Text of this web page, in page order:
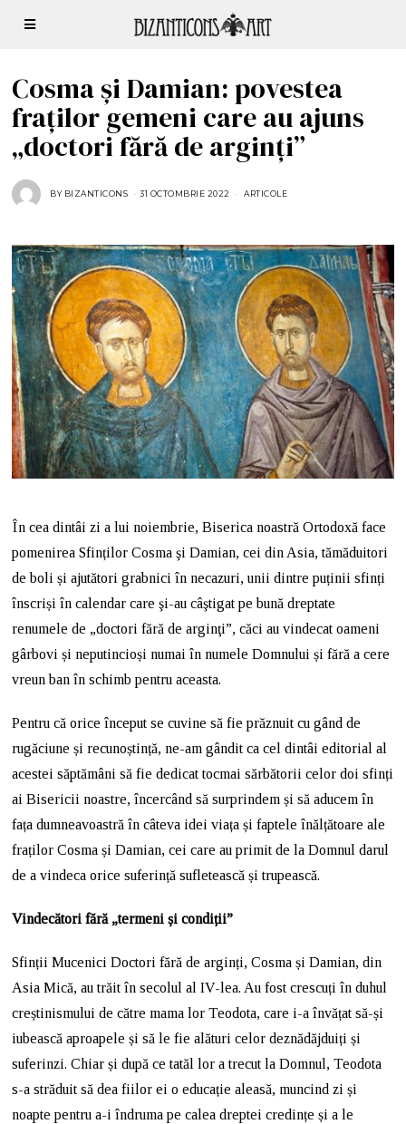
Cosma și Damian: povestea
fraților gemeni care au ajuns
„doctori fără de arginţi”
BY BIZANTICONS 31 OCTOMBRIE 2022
O
M
B
R
I
E
2
0
2
3
ARTICOLE
În cea dintâi zi a lui noiembrie, Biserica noastră Ortodoxă face
pomenirea Sfinților Cosma şi Damian, cei din Asia, tămăduitori
de boli și ajutători grabnici în necazuri, unii dintre puținii sfinți
înscriși în calendar care şi-au câştigat pe bună dreptate
renumele de „doctori fără de arginţi”, căci au vindecat oameni
gârbovi și neputincioși numai în numele Domnului și fără a cere
vreun ban în schimb pentru aceasta.
Pentru că orice început se cuvine să fie prăznuit cu gând de
rugăciune și recunoștință, ne-am gândit ca cel dintâi editorial al
acestei săptămâni să fie dedicat tocmai sărbătorii celor doi sfinți
ai Bisericii noastre, încercând să surprindem și să aducem în
fața dumneavoastră în câteva idei viața și faptele înălțătoare ale
fraților Cosma și Damian, cei care au primit de la Domnul darul
de a vindeca orice suferință sufletească și trupească.
Vindecători fără „termeni și condiții”
Sfinții Mucenici Doctori fără de arginți, Cosma și Damian, din
Asia Mică, au trăit în secolul al IV-lea. Au fost crescuți în duhul
creștinismului de către mama lor Teodota, care i-a învățat să-și
iubească aproapele și să le fie alături celor deznădăjduiți și
suferinzi. Chiar și după ce tatăl lor a trecut la Domnul, Teodota
s-a străduit să dea fiilor ei o educație aleasă, muncind zi și
noapte pentru a-i îndruma pe calea dreptei credințe și a le